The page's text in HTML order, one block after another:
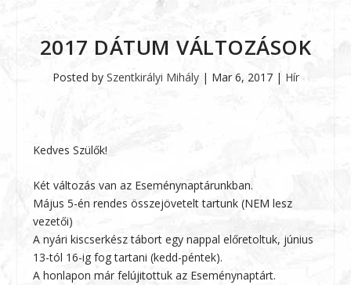
2017 DÁTUM VÁLTOZÁSOK
Posted by Szentkirályi Mihály| Mar 6, 2017| Hír
Kedves Szülők!
Két változás van az Eseménynaptárunkban.
Május 5-én rendes összejövetelt tartunk (NEM lesz
vezetői)
A nyári kiscserkész tábort egy nappal előretoltuk, június
13-tól 16-ig fog tartani (kedd-péntek).
A honlapon már felújitottuk az Eseménynaptárt.